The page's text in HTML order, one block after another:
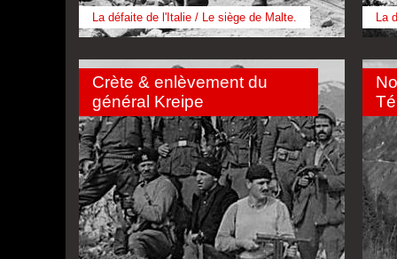
La défaite de l'Italie / Le siège de Malte. La
Crète & enlèvement du
général Kreipe